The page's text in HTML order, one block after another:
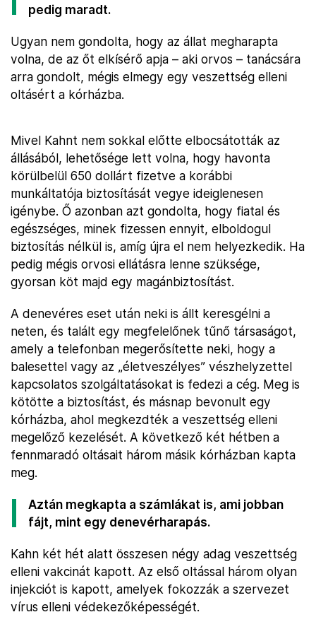
pedig maradt.
Ugyan nem gondolta, hogy az állat megharapta
volna, de az őt elkísérő apja – aki orvos – tanácsára
arra gondolt, mégis elmegy egy veszettség elleni
oltásért a kórházba.
Mivel Kahnt nem sokkal előtte elbocsátották az
állásából, lehetősége lett volna, hogy havonta
körülbelül 650 dollárt fizetve a korábbi
munkáltatója biztosítását vegye ideiglenesen
igénybe. Ő azonban azt gondolta, hogy fiatal és
egészséges, minek fizessen ennyit, elboldogul
biztosítás nélkül is, amíg újra el nem helyezkedik. Ha
pedig mégis orvosi ellátásra lenne szüksége,
gyorsan köt majd egy magánbiztosítást.
A denevéres eset után neki is állt keresgélni a
neten, és talált egy megfelelőnek tűnő társaságot,
amely a telefonban megerősítette neki, hogy a
balesettel vagy az „életveszélyes” vészhelyzettel
kapcsolatos szolgáltatásokat is fedezi a cég. Meg is
kötötte a biztosítást, és másnap bevonult egy
kórházba, ahol megkezdték a veszettség elleni
megelőző kezelését. A következő két hétben a
fennmaradó oltásait három másik kórházban kapta
meg.
Aztán megkapta a számlákat is, ami jobban
fájt, mint egy denevérharapás.
Kahn két hét alatt összesen négy adag veszettség
elleni vakcinát kapott. Az első oltással három olyan
injekciót is kapott, amelyek fokozzák a szervezet
vírus elleni védekezőképességét.